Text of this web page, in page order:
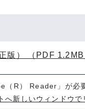
版） （PDF 1.2MB
（R） Reader」が必
へ新しいウィンドウで